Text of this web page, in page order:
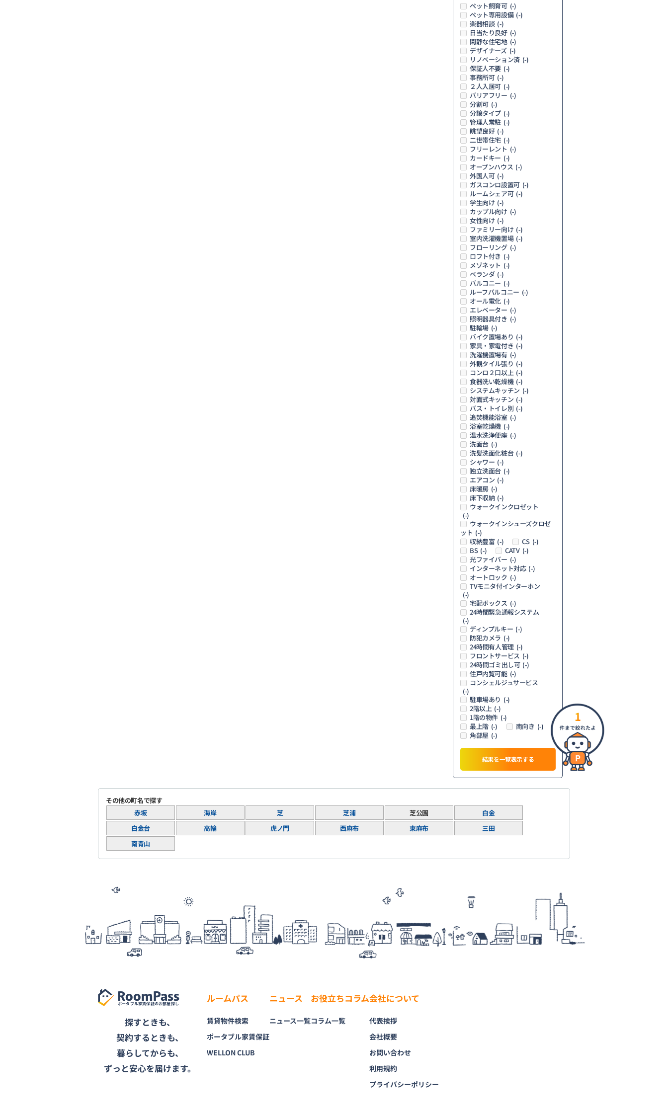
ペット飼育可 (-)
ペット専用設備 (-)
楽器相談 (-)
日当たり良好 (-)
閑静な住宅地 (-)
デザイナーズ (-)
リノベーション済 (-)
保証人不要 (-)
事務所可 (-)
２人入居可 (-)
バリアフリー (-)
分割可 (-)
分譲タイプ (-)
管理人常駐 (-)
眺望良好 (-)
二世帯住宅 (-)
フリーレント (-)
カードキー (-)
オープンハウス (-)
外国人可 (-)
ガスコンロ設置可 (-)
ルームシェア可 (-)
学生向け (-)
カップル向け (-)
女性向け (-)
ファミリー向け (-)
室内洗濯機置場 (-)
フローリング (-)
ロフト付き (-)
メゾネット (-)
ベランダ (-)
バルコニー (-)
ルーフバルコニー (-)
オール電化 (-)
エレベーター (-)
照明器具付き (-)
駐輪場 (-)
バイク置場あり (-)
家具・家電付き (-)
洗濯機置場有 (-)
外観タイル張り (-)
コンロ２口以上 (-)
食器洗い乾燥機 (-)
システムキッチン (-)
対面式キッチン (-)
バス・トイレ別 (-)
追焚機能浴室 (-)
浴室乾燥機 (-)
温水洗浄便座 (-)
洗面台 (-)
洗髪洗面化粧台 (-)
シャワー (-)
独立洗面台 (-)
エアコン (-)
床暖房 (-)
床下収納 (-)
ウォークインクロゼット
(-)
ウォークインシューズクロゼ
ット (-)
収納豊富 (-) CS (-)
BS (-) CATV (-)
光ファイバー (-)
インターネット対応 (-)
オートロック (-)
TVモニタ付インターホン
(-)
宅配ボックス (-)
24時間緊急通報システム
(-)
ディンプルキー (-)
防犯カメラ (-)
24時間有人管理 (-)
フロントサービス (-)
24時間ゴミ出し可 (-)
住戸内覧可能 (-)
コンシェルジュサービス
(-)
駐車場あり (-)
2階以上 (-)
1階の物件 (-)
最上階 (-) 南向き (-)
角部屋 (-)
結果を一覧表示する
1
その他の町名で探す
赤坂
海岸 芝 芝浦 芝公園
白金
白金台
高輪 虎ノ門 西麻布 東麻布
三田
南青山
RoomPass
ポータブル家賃保証のお部屋探し
探すときも、
契約するときも、
暮らしてからも、
ずっと安心を届けます。
ルームパス
賃貸物件検索
ポータブル家賃保証
WELLON CLUB
ニュース
ニュース一覧
お役立ちコラム
コラム一覧
会社について
代表挨拶
会社概要
お問い合わせ
利用規約
プライバシーポリシー